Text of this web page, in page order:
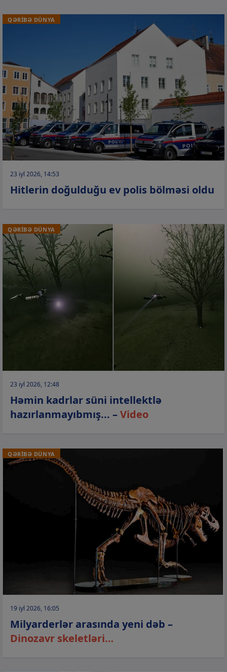
QƏRİBƏ DÜNYA
23 iyl 2026, 14:53
Hitlerin doğulduğu ev polis bölməsi oldu
QƏRİBƏ DÜNYA
23 iyl 2026, 12:48
Həmin kadrlar süni intellektlə
hazırlanmayıbmış... –Video
QƏRİBƏ DÜNYA
19 iyl 2026, 16:05
Milyarderlər arasında yeni dəb –
Dinozavr skeletləri…